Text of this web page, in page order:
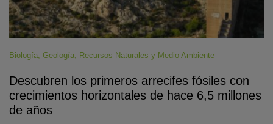
Biología, Geología, Recursos Naturales y Medio Ambiente
Descubren los primeros arrecifes fósiles con
crecimientos horizontales de hace 6,5 millones
de años